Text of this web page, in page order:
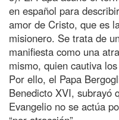
en español para
amor de Cristo, que es
misionero. Se trata de
manifiesta como una
mismo, quien cautiva
Por ello, el Papa
Benedicto XVI, subrayó
Evangelio no se actúa